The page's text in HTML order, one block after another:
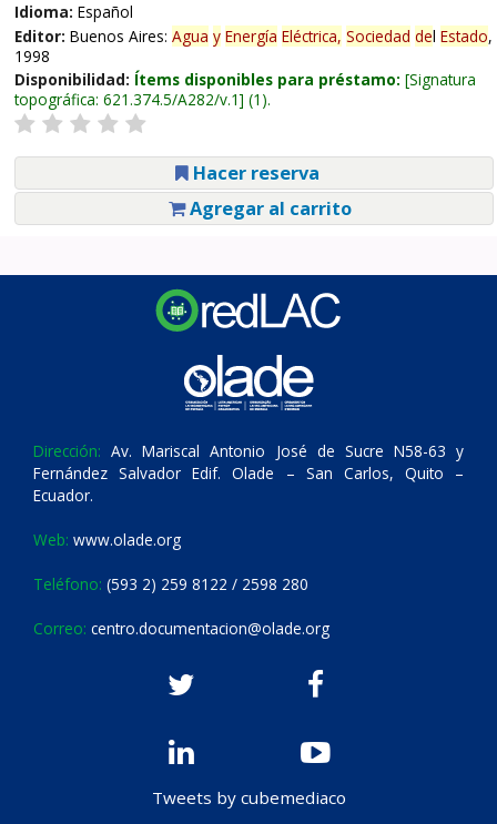
Idioma: Español
Editor: Buenos Aires: Agua y Energía Eléctrica, Sociedad del Estado,
1998
Disponibilidad: Ítems disponibles para préstamo: Signatura
topográfica: 621.374.5/A282/v.1 (1).
Hacer reserva
Agregar al carrito
Dirección: Av. Mariscal Antonio José de Sucre N58-63 y
Fernández Salvador Edif. Olade – San Carlos, Quito –
Ecuador.
Web: www.olade.org
Teléfono: (593 2) 259 8122 / 2598 280
Correo: centro.documentacion@olade.org
Tweets by cubemediaco